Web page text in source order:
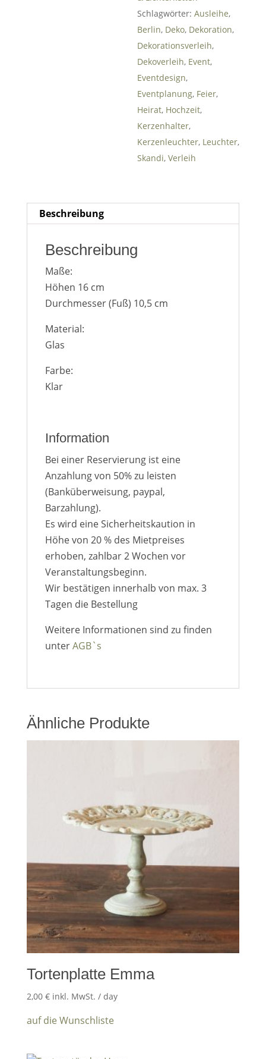
Heute
Lösch
en
Schlie
ßen
31 1 2 3 4 5 6
Heute
Lösch Schlie
Schlagwörter:Ausleihe,
Berlin, Deko, Dekoration,
Dekorationsverleih,
Dekoverleih, Event,
Eventdesign,
Eventplanung, Feier,
Heirat, Hochzeit,
Kerzenhalter,
Kerzenleuchter, Leuchter,
Skandi,Verleih
Beschreibung
Beschreibung
Maße:
Höhen 16 cm
Durchmesser (Fuß) 10,5 cm
Material:
Glas
Farbe:
Klar
Information
Bei einer Reservierung ist eine
Anzahlung von 50% zu leisten
(Banküberweisung, paypal,
Barzahlung).
Es wird eine Sicherheitskaution in
Höhe von 20 % des Mietpreises
erhoben, zahlbar 2 Wochen vor
Veranstaltungsbeginn.
Wir bestätigen innerhalb von max. 3
Tagen die Bestellung
Weitere Informationen sind zu finden
unterAGB`s
Ähnliche Produkte
Tortenplatte Emma
2,00 € inkl. MwSt. / day
auf die Wunschliste